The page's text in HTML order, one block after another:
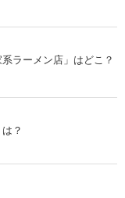
ラーメン店」はどこ？
？